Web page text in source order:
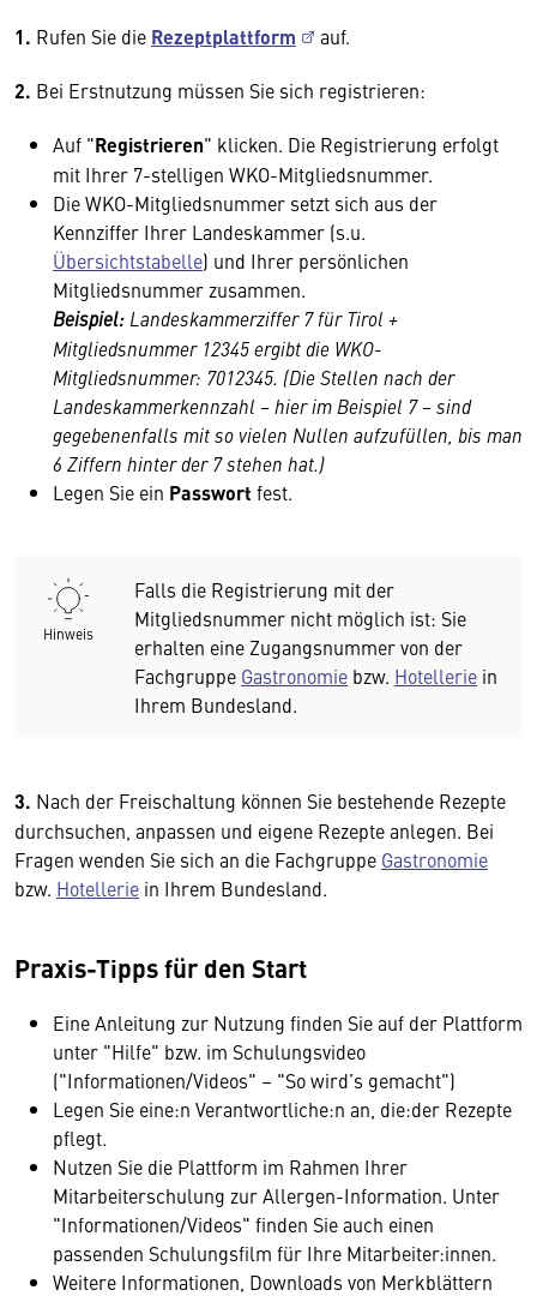
1. Rufen Sie die Rezeptplattform auf.
2. Bei Erstnutzung müssen Sie sich registrieren:
Auf "Registrieren" klicken. Die Registrierung erfolgt
mit Ihrer 7-stelligen WKO-Mitgliedsnummer.
Die WKO-Mitgliedsnummer setzt sich aus der
Kennziffer Ihrer Landeskammer (s.u.
Übersichtstabelle) und Ihrer persönlichen
Mitgliedsnummer zusammen.
Beispiel: Landeskammerziffer 7 für Tirol +
Mitgliedsnummer 12345 ergibt die WKO-
Mitgliedsnummer: 7012345. (Die Stellen nach der
Landeskammerkennzahl − hier im Beispiel 7 − sind
gegebenenfalls mit so vielen Nullen aufzufüllen, bis man
6 Ziffern hinter der 7 stehen hat.)
Legen Sie ein Passwort fest.
Hinweis
Falls die Registrierung mit der
Mitgliedsnummer nicht möglich ist: Sie
erhalten eine Zugangsnummer von der
Fachgruppe Gastronomie bzw. Hotellerie in
Ihrem Bundesland.
3. Nach der Freischaltung können Sie bestehende Rezepte
durchsuchen, anpassen und eigene Rezepte anlegen. Bei
Fragen wenden Sie sich an die Fachgruppe Gastronomie
bzw. Hotellerie in Ihrem Bundesland.
Praxis-Tipps für den Start
Eine Anleitung zur Nutzung finden Sie auf der Plattform
unter "Hilfe" bzw. im Schulungsvideo
("Informationen/Videos" – "So wird’s gemacht")
Legen Sie eine:n Verantwortliche:n an, die:der Rezepte
pflegt.
Nutzen Sie die Plattform im Rahmen Ihrer
Mitarbeiterschulung zur Allergen-Information. Unter
"Informationen/Videos" finden Sie auch einen
passenden Schulungsfilm für Ihre Mitarbeiter:innen.
Weitere Informationen, Downloads von Merkblättern